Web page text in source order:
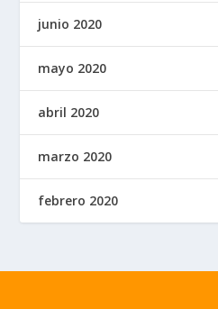
junio 2020
mayo 2020
abril 2020
marzo 2020
febrero 2020